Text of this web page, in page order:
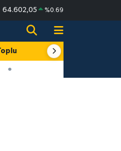
64.602,05 %0.69
Turizm